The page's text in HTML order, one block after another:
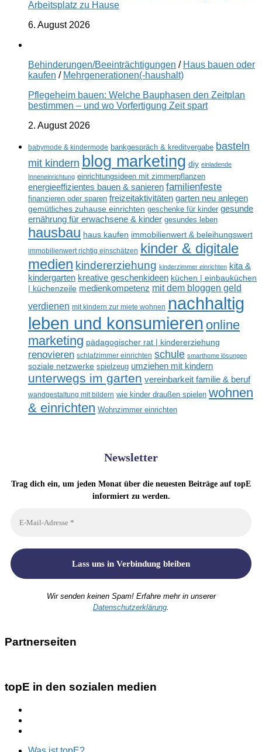
Arbeitsplatz zu Hause
6. August 2026
Behinderungen/Beeinträchtigungen / Haus bauen oder
kaufen / Mehrgenerationen(-haushalt)
Pflegeheim bauen: Welche Bauphasen den Zeitplan
bestimmen – und wo Vorfertigung Zeit spart
2. August 2026
babymode & kindermode bankgespräch & kreditvergabe basteln
mit kindern blog marketing diy einladende
Inneneinrichtung einrichtungsideen mit zimmerpflanzen
energieeffizientes bauen & sanieren familienfeste
finanzieren oder sparen freizeitaktivitäten garten neu anlegen
gemütliches zuhause einrichten geschenke für kinder gesunde
ernährung für erwachsene & kinder gesundes leben
hausbau haus kaufen immobilienwert & beleihungswert
immobilienwert richtig einschätzen kinder & digitale
medien kindererziehung kinderzimmer einrichten kita &
kindergarten kreative geschenkideen küchen | einbauküchen
| küchenzeile medienkompetenz mit dem bloggen geld
verdienen mit kindern zur miete wohnen nachhaltig
leben und konsumieren online
marketing pädagogischer rat | kindererziehung
renovieren schlafzimmer einrichten schule smarthome lösungen
soziale netzwerke spielzeug umziehen mit kindern
unterwegs im garten vereinbarkeit familie & beruf
wandgestaltung mit bildern wie kinder draußen spielen wohnen
& einrichten Wohnzimmer einrichten
Newsletter
Trag dich ein, um jeden Monat über die neuesten Beiträge auf topE
informiert zu werden.
Wir senden keinen Spam! Erfahre mehr in unserer
Datenschutzerklärung.
Partnerseiten
topE in den sozialen medien